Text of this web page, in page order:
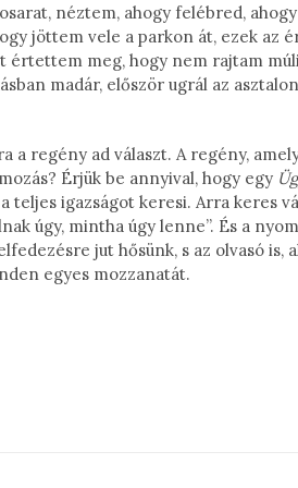
néztem, ahogy felébred,
jöttem vele a parkon át, ezek az
értettem meg, hogy nem rajtam
madár, először ugrál az
a regény ad választ. A regény,
Érjük be annyival, hogy egy
igazságot keresi. Arra keres
úgy, mintha úgy lenne”. És a
jut hősünk, s az olvasó is,
egyes mozzanatát.